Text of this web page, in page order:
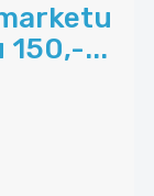
150,-...